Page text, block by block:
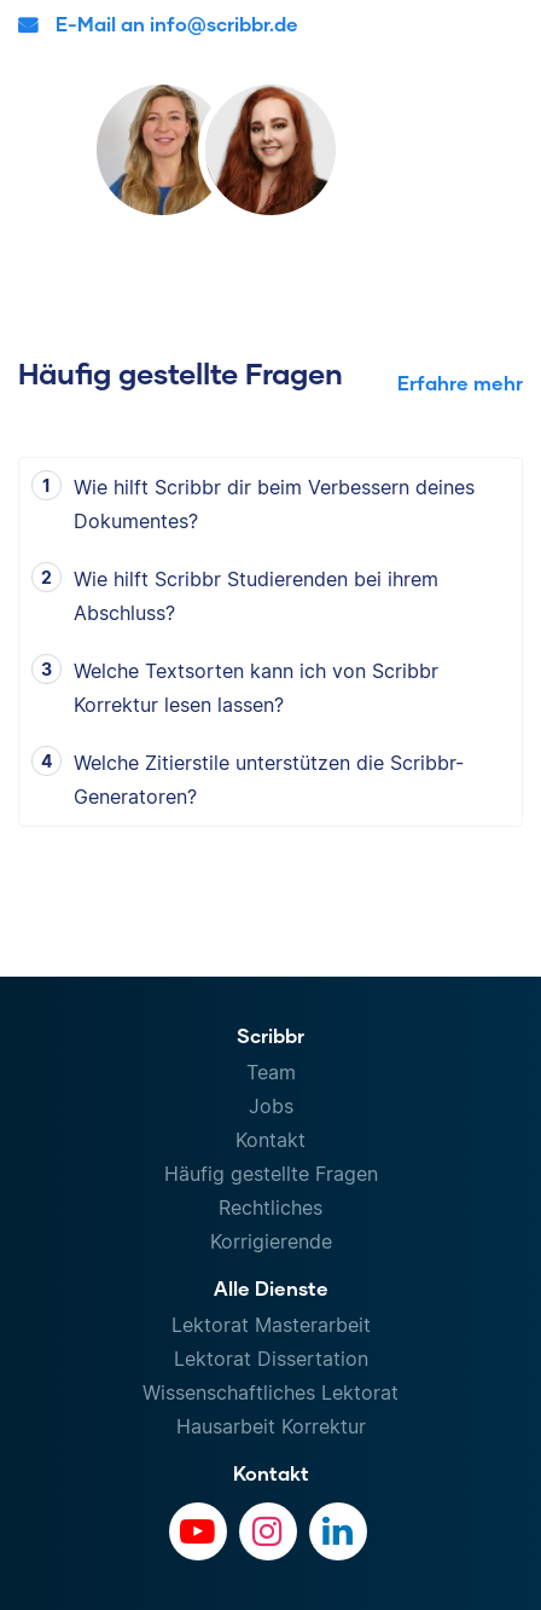
E-Mail an info@scribbr.de
Häufig gestellte Fragen Erfahre mehr
Wie hilft Scribbr dir beim Verbessern deines
Dokumentes?
Wie hilft Scribbr Studierenden bei ihrem
Abschluss?
Welche Textsorten kann ich von Scribbr
Korrektur lesen lassen?
Welche Zitierstile unterstützen die Scribbr-
Generatoren?
Scribbr
Team
Jobs
Kontakt
Häufig gestellte Fragen
Rechtliches
Korrigierende
Alle Dienste
Lektorat Masterarbeit
Lektorat Dissertation
Wissenschaftliches Lektorat
Hausarbeit Korrektur
Kontakt